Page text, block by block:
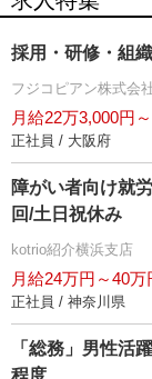
採用・研修・組
フジコピアン株式会
月給22万3,000円～
正社員 / 大阪府
障がい者向け就
回/土日祝休み
kotrio紹介横浜支店
月給24万円～40万
正社員 / 神奈川県
「総務」男性活